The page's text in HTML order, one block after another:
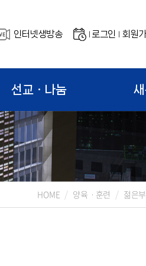
인터넷생방송 로그인 회원
선교ㆍ나눔
HOME 양육ㆍ훈련 젊은